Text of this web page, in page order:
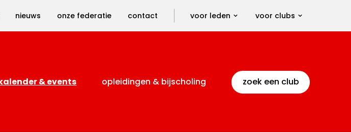
nieuws onze federatie contact voor leden voor clubs
& events opleidingen & bijscholing zoek een club